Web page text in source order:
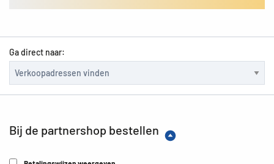
Ga direct naar:
Bij de partnershop bestellen